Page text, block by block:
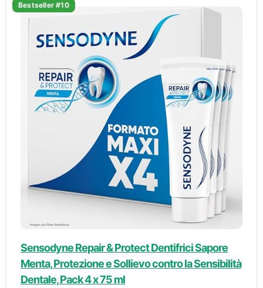
Bestseller #10
Sensodyne Repair & Protect Dentifrici Sapore
Menta, Protezione e Sollievo contro la Sensibilità
Dentale, Pack 4 x 75 ml